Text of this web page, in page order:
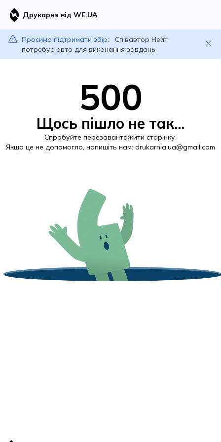
Друкарня від WE.UA
Просимо підтримати збір:
Співавтор Нейт
потребує авто для виконання завдань
500
Щось пішло не так...
Спробуйте перезавантажити сторінку.
Якщо це не допомогло, напишіть нам: drukarnia.ua@gmail.com